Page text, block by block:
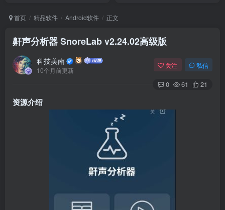
Linux软件
首页 精品软件 Android软件 正文
鼾声分析器 SnoreLab v2.24.02高级版
科技美南
10个月前更新
关注 私信
0 61 21
资源介绍